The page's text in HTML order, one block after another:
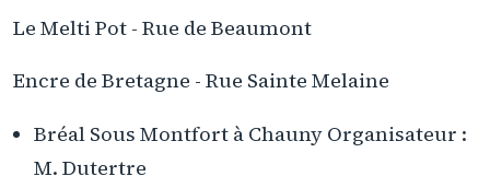
Le Melti Pot - Rue de Beaumont
Encre de Bretagne - Rue Sainte Melaine
Bréal Sous Montfort à Chauny Organisateur :
M. Dutertre